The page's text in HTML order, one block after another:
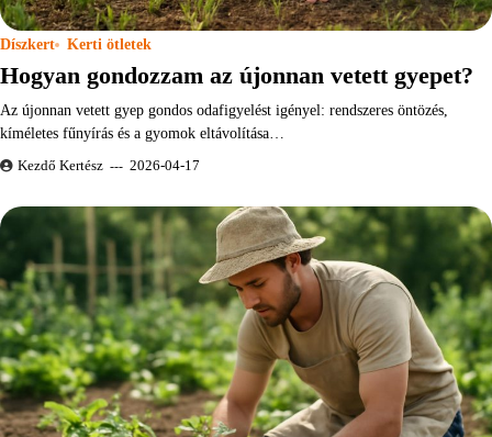
Díszkert Kerti ötletek
Hogyan gondozzam az újonnan vetett gyepet?
Az újonnan vetett gyep gondos odafigyelést igényel: rendszeres öntözés,
kíméletes fűnyírás és a gyomok eltávolítása…
Kezdő Kertész 2026-04-17